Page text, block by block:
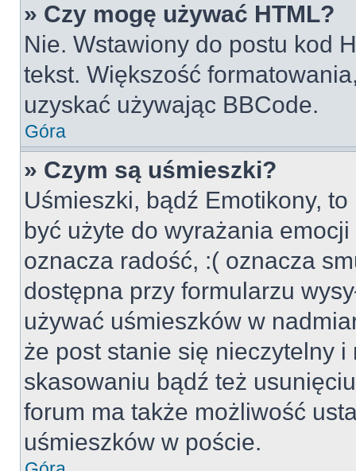
» Czy mogę używać HTML?
Nie. Wstawiony do postu kod
tekst. Większość
uzyskać używając BBCode.
Góra
» Czym są uśmieszki?
Uśmieszki, bądź Emotikony,
być użyte do wyrażania
oznacza radość, :( oznacza
dostępna przy formularzu
używać uśmieszków w
że post stanie się nieczytelny
skasowaniu bądź też
forum ma także możliwość
uśmieszków w poście.